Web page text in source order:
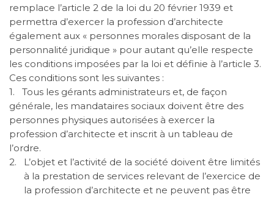
remplace l’article 2 de la loi du 20 février 1939 et
permettra d’exercer la profession d’architecte
également aux « personnes morales disposant de la
personnalité juridique » pour autant qu’elle respecte
les conditions imposées par la loi et définie à l’article 3.
Ces conditions sont les suivantes :
1.
Tous les gérants administrateurs et, de façon
générale, les mandataires sociaux doivent être des
personnes physiques autorisées à exercer la
profession d’architecte et inscrit à un tableau de
l’ordre.
2.
L’objet et l’activité de la société doivent être limités
à la prestation de services relevant de l’exercice de
la profession d’architecte et ne peuvent pas être